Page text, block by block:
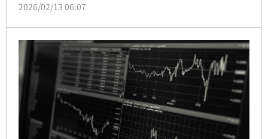
跌6.09美元、-1.63％，收於368.00美元。
2026/02/13 06:07